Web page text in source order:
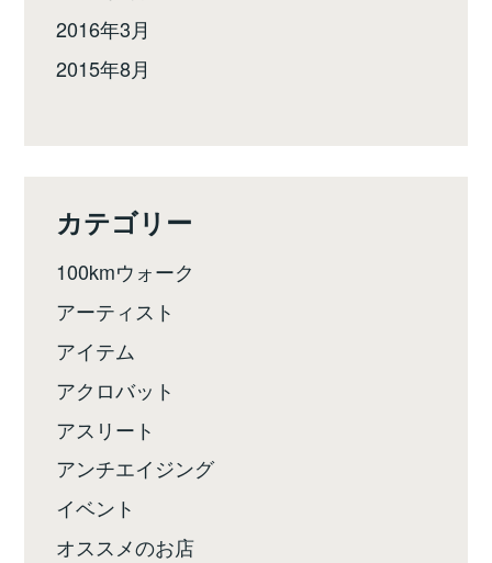
2016年3月
2015年8月
カテゴリー
100kmウォーク
アーティスト
アイテム
アクロバット
アスリート
アンチエイジング
イベント
オススメのお店